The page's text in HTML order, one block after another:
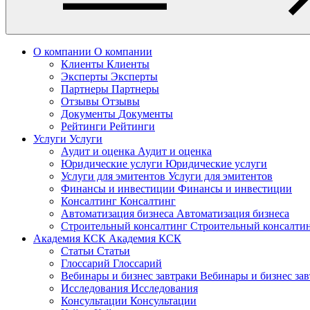
О компании О компании
Клиенты Клиенты
Эксперты Эксперты
Партнеры Партнеры
Отзывы Отзывы
Документы Документы
Рейтинги Рейтинги
Услуги Услуги
Аудит и оценка Аудит и оценка
Юридические услуги Юридические услуги
Услуги для эмитентов Услуги для эмитентов
Финансы и инвестиции Финансы и инвестиции
Консалтинг Консалтинг
Автоматизация бизнеса Автоматизация бизнеса
Строительный консалтинг Строительный
Академия КСК Академия КСК
Статьи Статьи
Глоссарий Глоссарий
Вебинары и бизнес завтраки Вебинары и бизнес
Исследования Исследования
Консультации Консультации